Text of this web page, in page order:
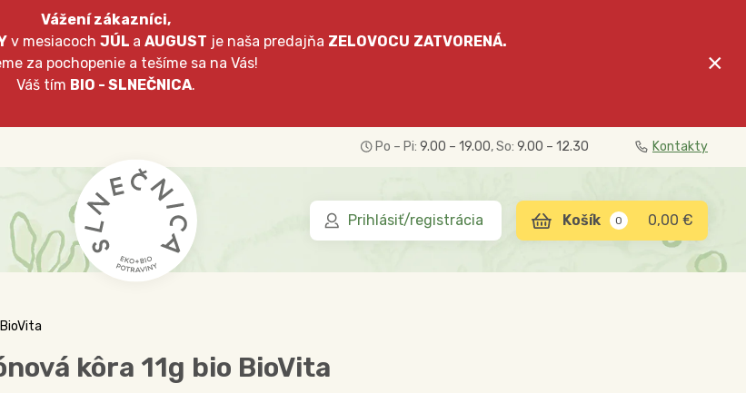
Vážení zákazníci,
v mesiacoch JÚL a AUGUST je naša predajňa ZELOVOCU ZATVORENÁ.
za pochopenie a tešíme sa na Vás!
Váš tím BIO - SLNEČNICA.
×
Po – Pi: 9.00 – 19.00, So: 9.00 – 12.30 Kontakty
Prihlásiť/registrácia 0,00 €
0
kôra 11g bio BioVita